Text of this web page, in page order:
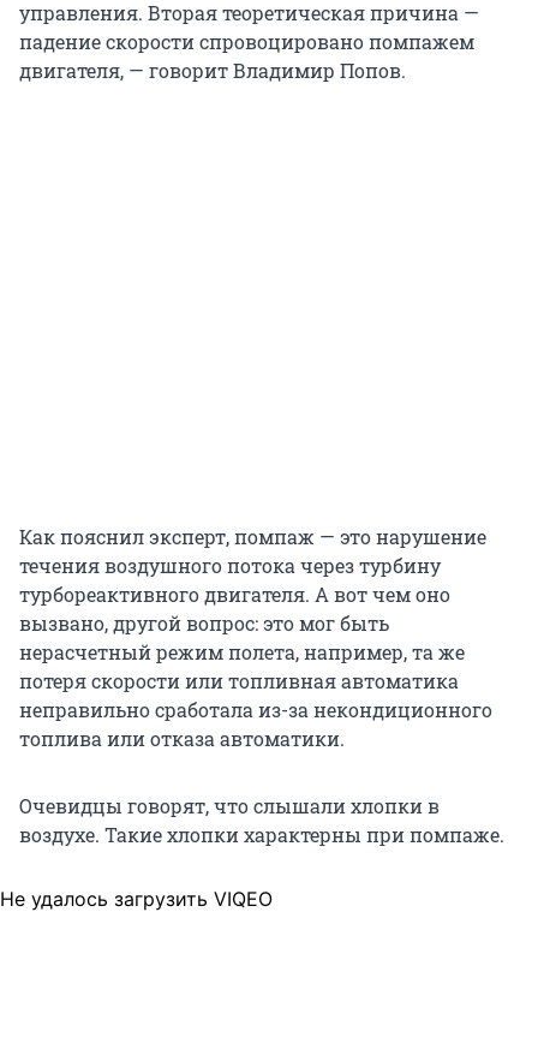
управления. Вторая теоретическая причина —
падение скорости спровоцировано помпажем
двигателя, — говорит Владимир Попов.
Как пояснил эксперт, помпаж — это нарушение
течения воздушного потока через турбину
турбореактивного двигателя. А вот чем оно
вызвано, другой вопрос: это мог быть
нерасчетный режим полета, например, та же
потеря скорости или топливная автоматика
неправильно сработала из-за некондиционного
топлива или отказа автоматики.
Очевидцы говорят, что слышали хлопки в
воздухе. Такие хлопки характерны при помпаже.
Не удалось загрузить VIQEO